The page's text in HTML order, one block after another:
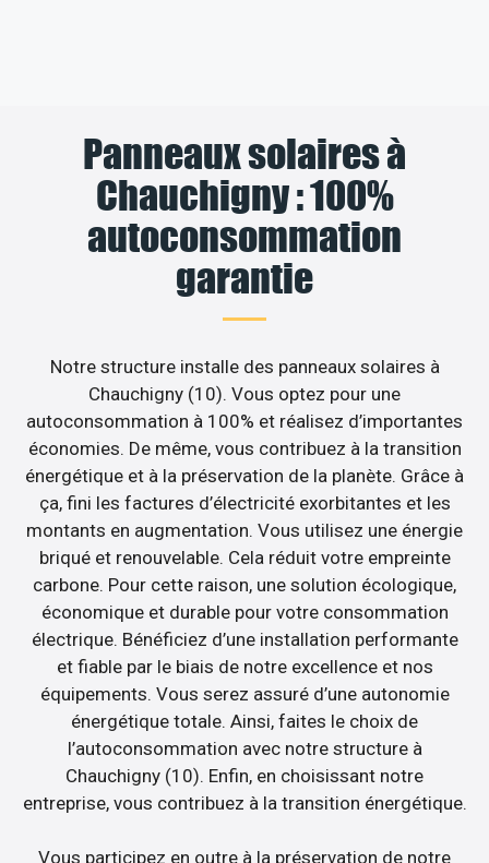
Panneaux solaires à
Chauchigny : 100%
autoconsommation
garantie
Notre structure installe des panneaux solaires à
Chauchigny (10). Vous optez pour une
autoconsommation à 100% et réalisez d’importantes
économies. De même, vous contribuez à la transition
énergétique et à la préservation de la planète. Grâce à
ça, fini les factures d’électricité exorbitantes et les
montants en augmentation. Vous utilisez une énergie
briqué et renouvelable. Cela réduit votre empreinte
carbone. Pour cette raison, une solution écologique,
économique et durable pour votre consommation
électrique. Bénéficiez d’une installation performante
et fiable par le biais de notre excellence et nos
équipements. Vous serez assuré d’une autonomie
énergétique totale. Ainsi, faites le choix de
l’autoconsommation avec notre structure à
Chauchigny (10). Enfin, en choisissant notre
entreprise, vous contribuez à la transition énergétique.
Vous participez en outre à la préservation de notre